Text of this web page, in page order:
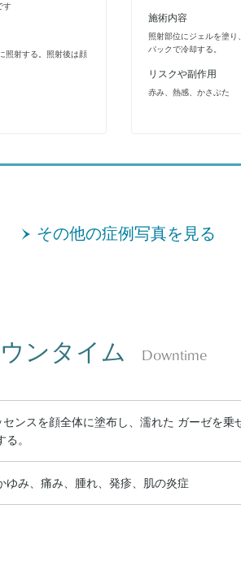
す
照射する。照射後は顔
施術内容
照射部位にジェルを塗
パックで冷却する。
リスクや副作用
赤み、熱感、かさぶた
その他の症例写真を見る
ンタイム Downtime
センスを顔全体に塗布し、濡れた ガーゼを
。
ゆみ、痛み、腫れ、発疹、肌の炎症